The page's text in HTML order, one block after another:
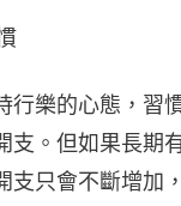
行樂的心態，習
支。但如果長期
支只會不斷增加